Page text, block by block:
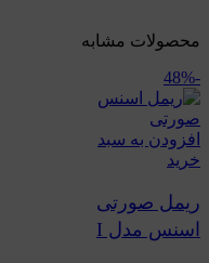
محصولات مشابه
-48%
افزودن به سبد
خرید
ریمل صورتی
اسنس مدل I